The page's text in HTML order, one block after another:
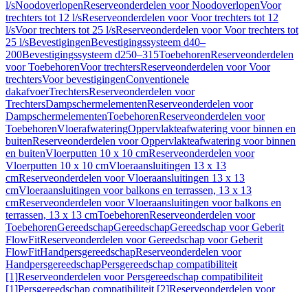
l/sNoodoverlopenReserveonderdelen voor NoodoverlopenVoor
trechters tot 12 l/sReserveonderdelen voor Voor trechters tot 12
l/sVoor trechters tot 25 l/sReserveonderdelen voor Voor trechters tot
25 l/sBevestigingenBevestigingssysteem d40–
200Bevestigingssysteem d250–315ToebehorenReserveonderdelen
voor ToebehorenVoor trechtersReserveonderdelen voor Voor
trechtersVoor bevestigingenConventionele
dakafvoerTrechtersReserveonderdelen voor
TrechtersDampschermelementenReserveonderdelen voor
DampschermelementenToebehorenReserveonderdelen voor
ToebehorenVloerafwateringOppervlakteafwatering voor binnen en
buitenReserveonderdelen voor Oppervlakteafwatering voor binnen
en buitenVloerputten 10 x 10 cmReserveonderdelen voor
Vloerputten 10 x 10 cmVloeraansluitingen 13 x 13
cmReserveonderdelen voor Vloeraansluitingen 13 x 13
cmVloeraansluitingen voor balkons en terrassen, 13 x 13
cmReserveonderdelen voor Vloeraansluitingen voor balkons en
terrassen, 13 x 13 cmToebehorenReserveonderdelen voor
ToebehorenGereedschapGereedschapGereedschap voor Geberit
FlowFitReserveonderdelen voor Gereedschap voor Geberit
FlowFitHandpersgereedschapReserveonderdelen voor
HandpersgereedschapPersgereedschap compatibiliteit
[1]Reserveonderdelen voor Persgereedschap compatibiliteit
[1]Persgereedschap compatibiliteit [2]Reserveonderdelen voor